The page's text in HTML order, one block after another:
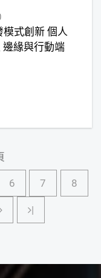
式創新 個人
緣與行動端
6 7 8
下一頁|